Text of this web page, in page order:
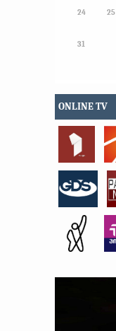
24 25
31
ONLINE TV